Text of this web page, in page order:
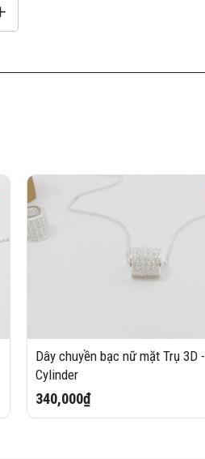
Dây chuyền bạc nữ mặt Trụ 3D -
Cylinder
340,000₫